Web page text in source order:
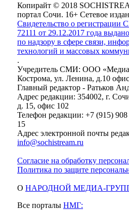
Копирайт © 2018
портал Сочи. 16+ Сетевое
Свидетельство о
72111 от 29.12.2017 года
по надзору в сфере связи,
технологий и массовых
.
Учредитель СМИ: ООО «Медиа-
Кострома, ул. Ленина, д.10
Главный редактор - Ратьков
Адрес редакции: 354002, г.
д. 15, офис 102
Телефон редакции: +7 (915)
15
Адрес электронной почты
info@sochistream.ru
Согласие на обработку
Политика по защите
О НАРОДНОЙ МЕДИА-
Все порталы НМГ: